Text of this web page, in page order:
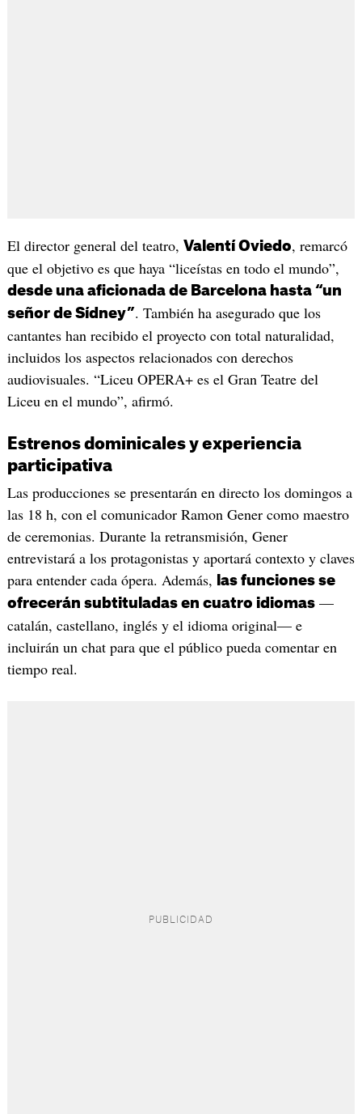
El director general del teatro, Valentí Oviedo, remarcó
que el objetivo es que haya “liceístas en todo el mundo”,
desde una aficionada de Barcelona hasta “un
señor de Sídney”. También ha asegurado que los
cantantes han recibido el proyecto con total naturalidad,
incluidos los aspectos relacionados con derechos
audiovisuales. “Liceu OPERA+ es el Gran Teatre del
Liceu en el mundo”, afirmó.
Estrenos dominicales y experiencia
participativa
Las producciones se presentarán en directo los domingos a
las 18 h, con el comunicador Ramon Gener como maestro
de ceremonias. Durante la retransmisión, Gener
entrevistará a los protagonistas y aportará contexto y claves
para entender cada ópera. Además,
las funciones se
ofrecerán subtituladas en cuatro idiomas—
catalán, castellano, inglés y el idioma original— e
incluirán un chat para que el público pueda comentar en
tiempo real.